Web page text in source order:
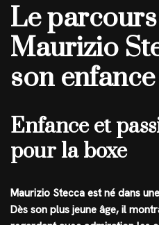
Le
Maurizio
son enfance
Enfance et
pour la boxe
Maurizio Stecca est né dans
Dès son plus jeune âge, il